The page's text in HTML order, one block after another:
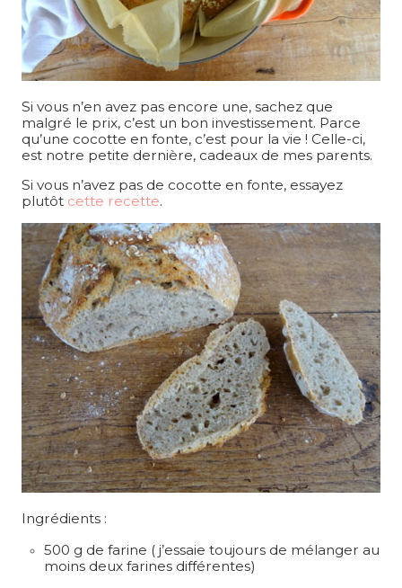
Si vous n’en avez pas encore une, sachez que
malgré le prix, c’est un bon investissement. Parce
qu’une cocotte en fonte, c’est pour la vie ! Celle-ci,
est notre petite dernière, cadeaux de mes parents.
Si vous n’avez pas de cocotte en fonte, essayez
plutôt cette recette.
Ingrédients :
500 g de farine ( j’essaie toujours de mélanger au
moins deux farines différentes)